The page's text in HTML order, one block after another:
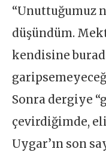
“Unuttuğumuz
düşündüm.
kendisine
Sonra dergiye
çevirdiğimde,
Uygar’ın son